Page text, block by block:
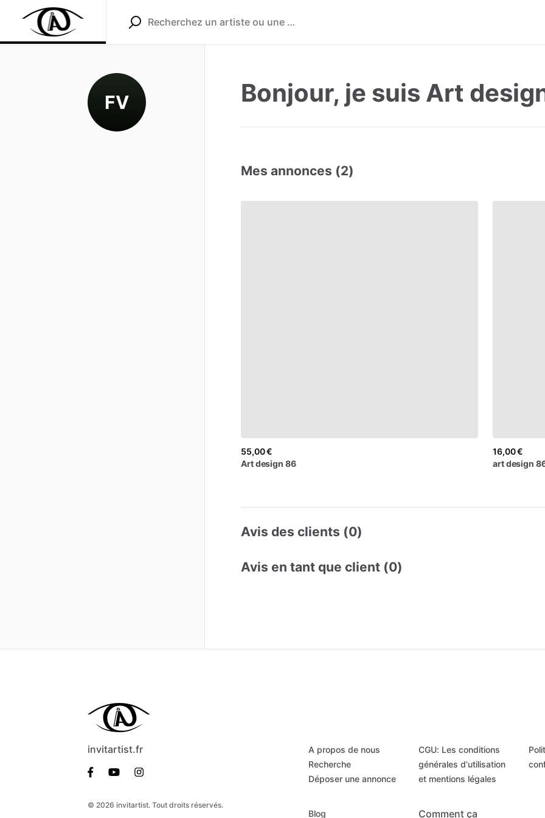
FV Bonjour, je suis Art
Mes annonces (2)
55,00 €
Artdesign 86
16,00 €
artdesign
Avis des clients (0)
Avis en tant que client (0)
invitartist.fr
© 2026 invitartist. Tout droits réservés.
A propos de nous
Recherche
Déposer une annonce
CGU: Les conditions
générales d'utilisation
et mentions légales
Blog Comment ça